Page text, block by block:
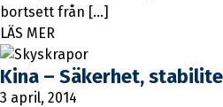
bortsett från […]
LÄS MER
Kina – Säkerhet,
3 april, 2014